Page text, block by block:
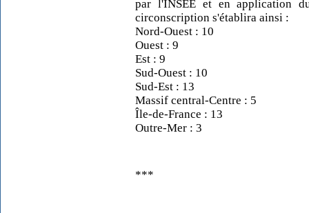
par l'INSEE et en application
circonscription s'établira ainsi :
Nord-Ouest : 10
Ouest : 9
Est : 9
Sud-Ouest : 10
Sud-Est : 13
Massif central-Centre : 5
Île-de-France : 13
Outre-Mer : 3
***